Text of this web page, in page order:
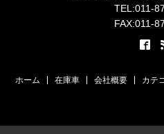
TEL:011-
FAX:011-
ホーム 在庫車 会社概要 カテ